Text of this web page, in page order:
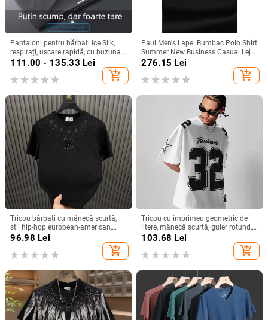
Pantaloni pentru bărbați Ice Silk,
respirați, uscare rapidă, cu buzunar
pe fermoar, talie medie, croială
111.00 - 135.33 Lei
add_shopping_cart
Paul Men's Lapel Bumbac Polo Shirt
Summer New Business Casual Lejer
cu mânecă scurtă T-shirt bărbați la
276.15 Lei
add_shopping_cart
Tricou bărbați cu mânecă scurtă,
stil hip-hop european-american,
guler rotund, top de vară de bază
96.98 Lei
add_shopping_cart
Tricou cu imprimeu geometric de
litere, mânecă scurtă, guler rotund,
croială lejeră, imprimare digitală,
103.68 Lei
add_shopping_cart